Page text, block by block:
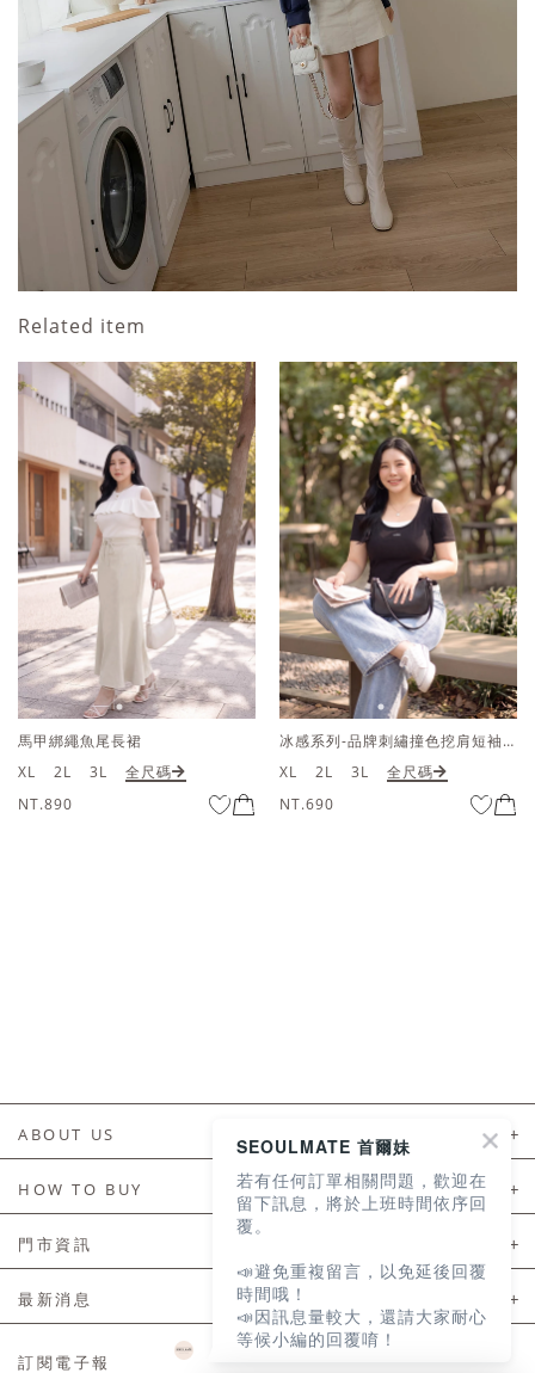
Related item
冰感系列-品牌刺繡撞色挖肩短袖上衣
XL
2L 3L
冰感系列-品牌刺繡抽繩連
XL
2L 3L
ABOUT US
HOW TO BUY
如何購買
會員常見問題
門市資訊
門市資訊
最新消息
LINE官方會員活動
訂閱電子報
SEOULMATE 首爾妹
若有任何訂單相關問題，歡迎在
留下訊息，將於上班時間依序回
覆。
📣避免重複留言，以免延後回覆
時間哦！
📣因訊息量較大，還請大家耐心
等候小編的回覆唷！